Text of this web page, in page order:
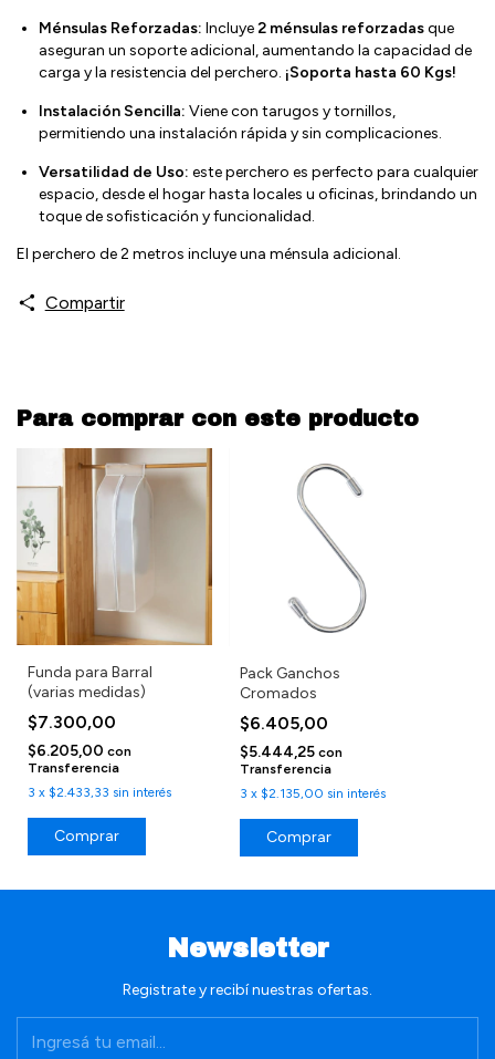
Ménsulas Reforzadas: Incluye2 ménsulas reforzadasque
aseguran un soporte adicional, aumentando la capacidad de
carga y la resistencia del perchero. ¡Soporta hasta 60 Kgs!
Instalación Sencilla: Viene con tarugos y tornillos,
permitiendo una instalación rápida y sin complicaciones.
Versatilidad de Uso: este perchero es perfecto para cualquier
espacio, desde el hogar hasta locales u oficinas, brindando un
toque de sofisticación y funcionalidad.
El perchero de 2 metros incluye una ménsula adicional.
Compartir
Para comprar con este producto
Funda para Barral
(varias medidas)
$7.300,00
$6.205,00 con
Transferencia
3 x $2.433,33 sin interés
Comprar
Pack Ganchos
Cromados
$6.405,00
$5.444,25con
Transferencia
3 x $2.135,00 sin interés
Comprar
Newsletter
Registrate y recibí nuestras ofertas.